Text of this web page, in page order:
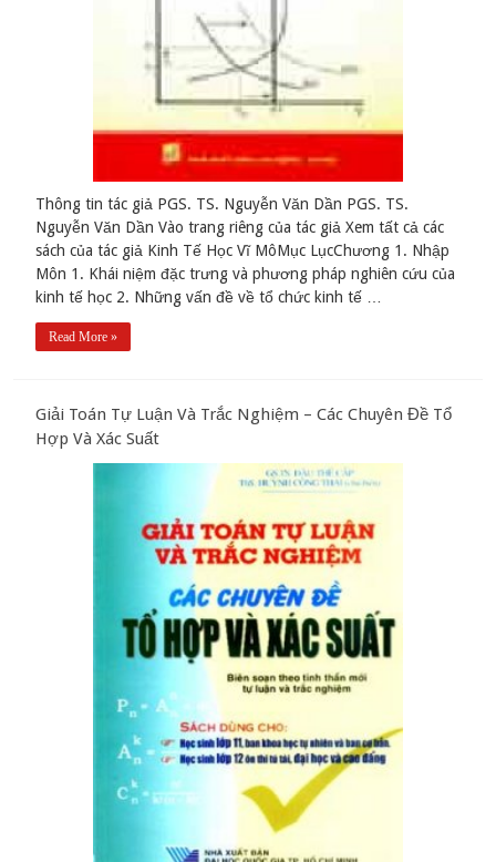
Thông tin tác giả PGS. TS. Nguyễn Văn Dần PGS. TS.
Nguyễn Văn Dần Vào trang riêng của tác giả Xem tất cả các
sách của tác giả Kinh Tế Học Vĩ MôMục LụcChương 1. Nhập
Môn 1. Khái niệm đặc trưng và phương pháp nghiên cứu của
kinh tế học 2. Những vấn đề về tổ chức kinh tế …
Read More »
Giải Toán Tự Luận Và Trắc Nghiệm – Các Chuyên Đề Tổ
Hợp Và Xác Suất